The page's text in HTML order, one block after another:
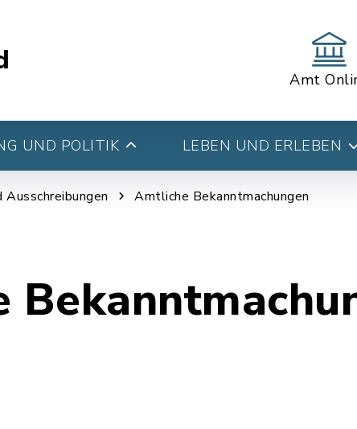
Amt
UND POLITIK LEBEN UND ERLEBEN
Ausschreibungen Amtliche Bekanntmachungen